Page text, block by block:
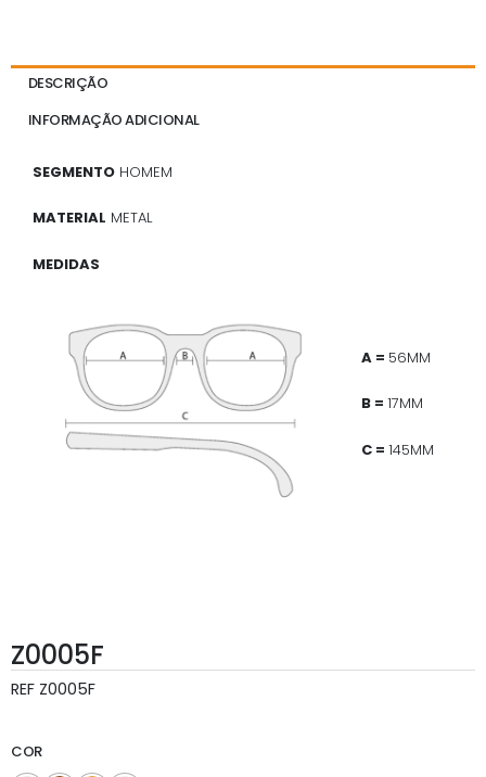
DESCRIÇÃO
INFORMAÇÃO ADICIONAL
SEGMENTO HOMEM
MATERIAL METAL
MEDIDAS
A = 56MM
B = 17MM
C = 145MM
Z0005F
REF Z0005F
COR